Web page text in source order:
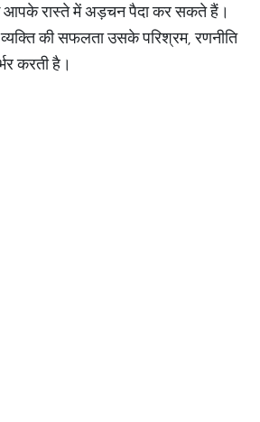
आपके रास्ते में अड़चन पैदा कर सकते हैं।
की सफलता उसके परिश्रम, रणनीति
करती है।